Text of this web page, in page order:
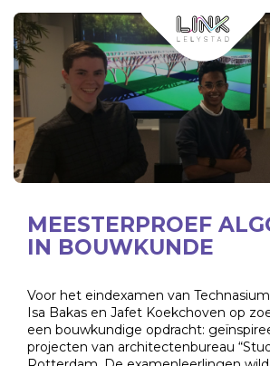
MEESTERPROEF
IN BOUWKUNDE
Voor het eindexamen van
Isa Bakas en Jafet Koekchoven op
een bouwkundige opdracht:
projecten van architectenbureau